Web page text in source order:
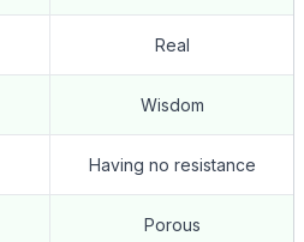
Real
Wisdom
Having no resistance
Porous